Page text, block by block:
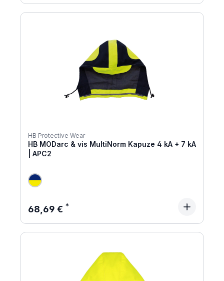
HB Protective Wear
HB MODarc & vis MultiNorm Kapuze 4 kA + 7 kA
| APC2
Regulärer Preis:
68,69 €